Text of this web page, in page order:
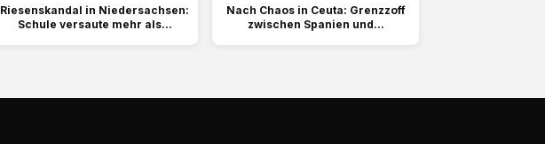
Riesenskandal in Niedersachsen:
Schule versaute mehr als...
Nach Chaos in Ceuta: Grenzzoff
zwischen Spanien und...